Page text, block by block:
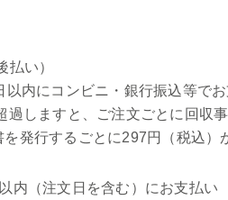
払い）
以内にコンビニ・銀行振込等で
しますと、ご注文ごとに回収
発行するごとに297円（税込）
内（注文日を含む）にお支払い